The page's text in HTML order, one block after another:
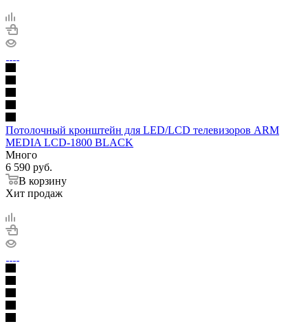
Потолочный кронштейн для LED/LCD телевизоров ARM
MEDIA LCD-1800 BLACK
Много
6 590 руб.
В корзину
Хит продаж